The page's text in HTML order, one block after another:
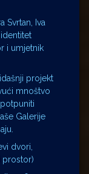
Svrtan, Iva
i umjetnik
projekt
mnoštvo
Galerije
dvori,
prostor)